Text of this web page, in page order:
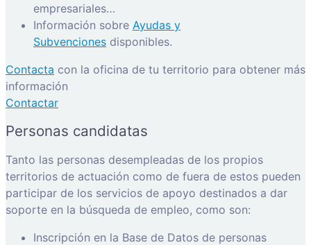
empresariales…
Información sobre Ayudas y
Subvenciones disponibles.
Contacta con la oficina de tu territorio para obtener más
información
Contactar
Personas candidatas
Tanto las personas desempleadas de los propios
territorios de actuación como de fuera de estos pueden
participar de los servicios de apoyo destinados a dar
soporte en la búsqueda de empleo, como son:
Inscripción en la Base de Datos de personas